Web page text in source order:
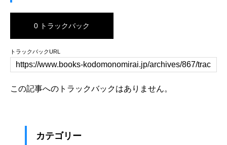
0 トラックバック
トラックバックURL
この記事へのトラックバックはありません。
カテゴリー